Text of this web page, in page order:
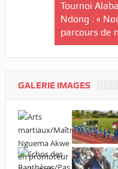
Tournoi
Ndong : «
parcours de
GALERIE IMAGES